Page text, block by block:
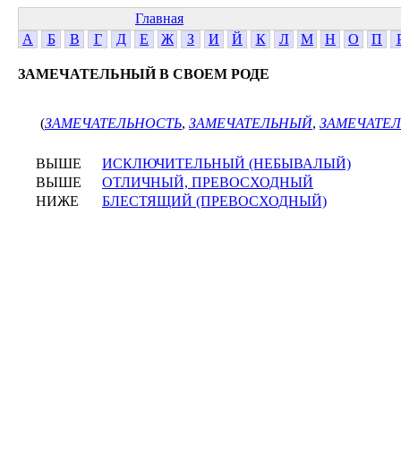
Главная
А
Б В Г Д Е Ж З И Й К Л М Н О П
ЗАМЕЧАТЕЛЬНЫЙ В СВОЕМ РОДЕ
(ЗАМЕЧАТЕЛЬНОСТЬ, ЗАМЕЧАТЕЛЬНЫЙ,
ВЫШЕ
ИСКЛЮЧИТЕЛЬНЫЙ (НЕБЫВАЛЫЙ)
ВЫШЕ
ОТЛИЧНЫЙ, ПРЕВОСХОДНЫЙ
НИЖЕ
БЛЕСТЯЩИЙ (ПРЕВОСХОДНЫЙ)